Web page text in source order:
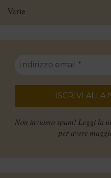
Varie
Non inviamo spam! Leggi la
per avere